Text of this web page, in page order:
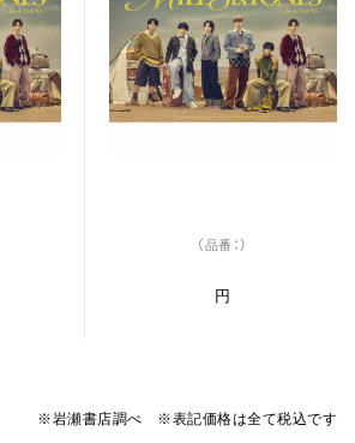
（品番：）
円
※岩瀬書店調べ ※表記価格は全て税込です